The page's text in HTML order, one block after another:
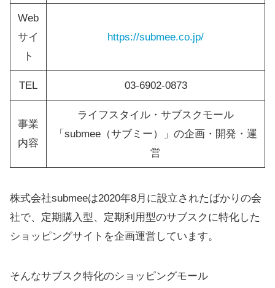
Web
サイ
ト
https://submee.co.jp/
TEL 03-6902-0873
事業
内容
ライフスタイル・サブスクモール
「submee（サブミー）」の企画・開発・運
営
株式会社submeeは2020年8月に設立されたばかりの会
社で、定期購入型、定期利用型のサブスクに特化した
ショッピングサイトを企画運営しています。
そんなサブスク特化のショッピングモール